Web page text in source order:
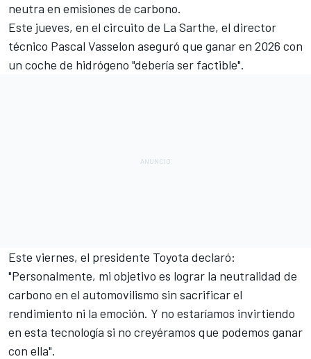
neutra en emisiones de carbono.
Este jueves, en el circuito de La Sarthe, el director
técnico Pascal Vasselon aseguró que ganar en 2026 con
un coche de hidrógeno "debería ser factible".
Este viernes, el presidente Toyota declaró:
"Personalmente, mi objetivo es lograr la neutralidad de
carbono en el automovilismo sin sacrificar el
rendimiento ni la emoción. Y no estaríamos invirtiendo
en esta tecnología si no creyéramos que podemos ganar
con ella".